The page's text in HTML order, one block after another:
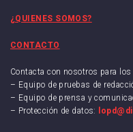
¿QUIENES SOMOS?
CONTACTO
Contacta con nosotros para
– Equipo de pruebas de
– Equipo de prensa y
– Protección de datos: